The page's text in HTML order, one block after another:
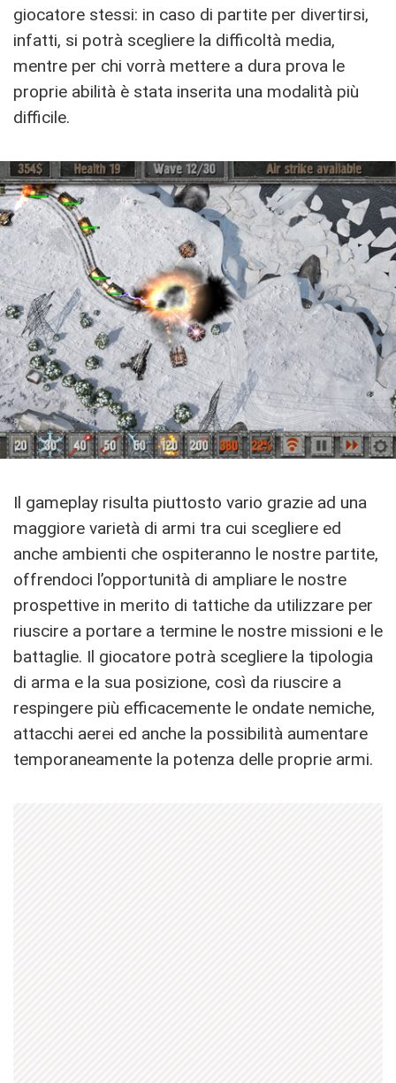
giocatore stessi: in caso di partite per divertirsi,
infatti, si potrà scegliere la difficoltà media,
mentre per chi vorrà mettere a dura prova le
proprie abilità è stata inserita una modalità più
difficile.
Il gameplay risulta piuttosto vario grazie ad una
maggiore varietà di armi tra cui scegliere ed
anche ambienti che ospiteranno le nostre partite,
offrendoci l’opportunità di ampliare le nostre
prospettive in merito di tattiche da utilizzare per
riuscire a portare a termine le nostre missioni e le
battaglie. Il giocatore potrà scegliere la tipologia
di arma e la sua posizione, così da riuscire a
respingere più efficacemente le ondate nemiche,
attacchi aerei ed anche la possibilità aumentare
temporaneamente la potenza delle proprie armi.